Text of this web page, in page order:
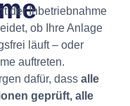
der Inbetriebnahme
ob Ihre Anlage
läuft – oder
auftreten.
dafür, dassalle
geprüft, alle